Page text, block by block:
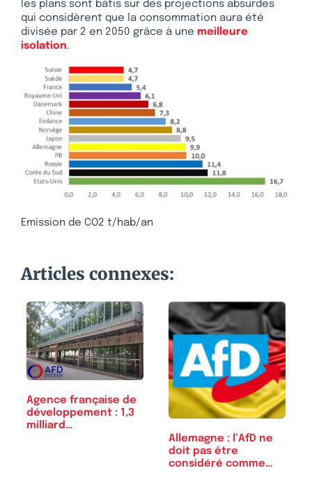
les plans sont bâtis sur des projections absurdes
qui considèrent que la consommation aura été
divisée par 2 en 2050 grâce à une meilleure
isolation.
Emission de CO2 t/hab/an
Articles connexes:
Agence française de
développement : 1,3
milliard…
Allemagne : l’AfD ne
doit pas être
considéré comme…